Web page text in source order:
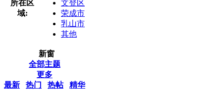
所在区
域:
文登区
荣成市
乳山市
其他
新窗
全部主题
更多
最新
热门 热帖 精华